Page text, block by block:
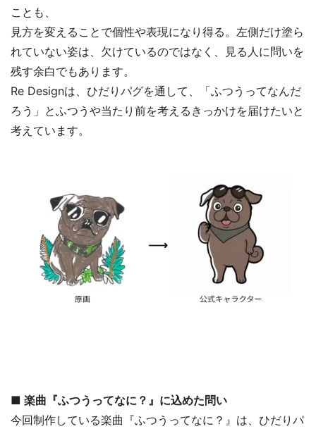
ことも、
見方を変えることで個性や表現になり得る。左側だけ塗ら
れていない姿は、欠けているのではなく、見る人に問いを
残す余白でもあります。
Re Designは、ひだりパグを通して、「ふつうってなんだ
ろう」とふつうや当たり前を考えるきっかけを届けたいと
考えています。
■ 楽曲『ふつうってなに？』に込めた問い
今回制作している楽曲『ふつうってなに？』は、ひだりパ